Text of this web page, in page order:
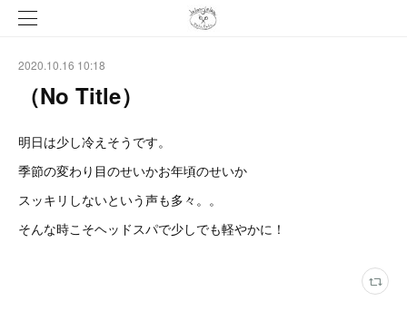
2020.10.16 10:18
（No Title）
明日は少し冷えそうです。
季節の変わり目のせいかお年頃のせいか
スッキリしないという声も多々。。
そんな時こそヘッドスパで少しでも軽やかに！